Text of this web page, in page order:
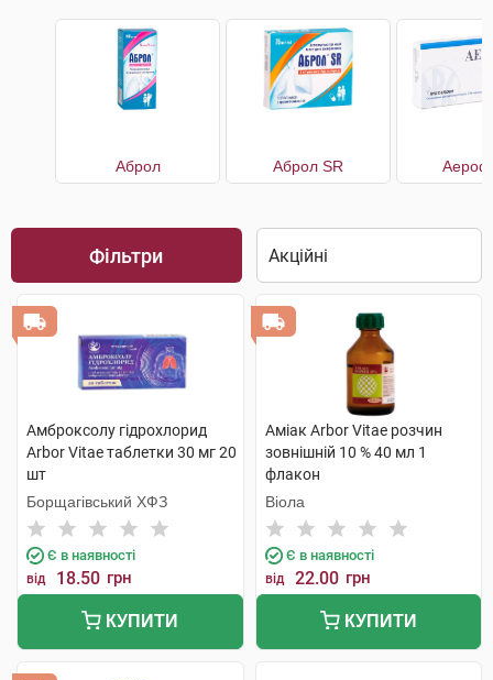
Аброл Аброл SR
Фільтри
Амброксолу гідрохлорид
Arbor Vitae таблетки 30 мг 20
шт
Борщагівський ХФЗ
Є в наявності
від 18.50 грн
КУПИТИ
Аміак Arbor Vitae розчин
зовнішній 10 % 40 мл 1
флакон
Віола
Є в наявності
від 22.00 грн
КУПИТИ